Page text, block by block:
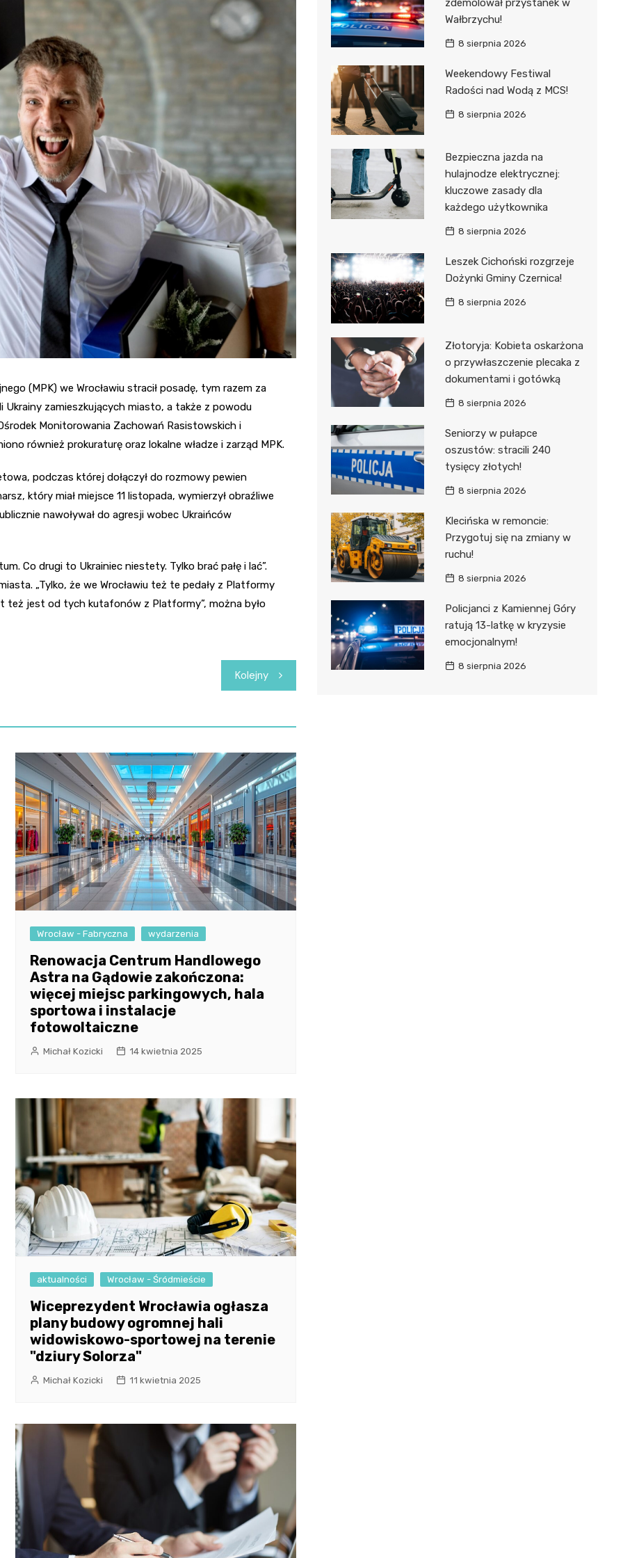
Poczta
(MPK) we Wrocławiu stracił posadę, tym razem za
zamieszkujących miasto, a także z powodu
Monitorowania Zachowań Rasistowskich i
również prokuraturę oraz lokalne władze i zarząd MPK.
podczas której dołączył do rozmowy pewien
który miał miejsce 11 listopada, wymierzył obraźliwe
nawoływał do agresji wobec Ukraińców
Co drugi to Ukrainiec niestety. Tylko brać pałę i lać”.
„Tylko, że we Wrocławiu też te pedały z Platformy
też jest od tych kutafonów z Platformy”, można było
Kolejny
Wrocław - Fabryczna wydarzenia
Renowacja Centrum Handlowego
Astra na Gądowie zakończona:
więcej miejsc parkingowych, hala
sportowa i instalacje
fotowoltaiczne
Michał Kozicki 14 kwietnia 2025
aktualności Wrocław - Śródmieście
Wiceprezydent Wrocławia ogłasza
plany budowy ogromnej hali
widowiskowo-sportowej na terenie
"dziury Solorza"
Michał Kozicki 11 kwietnia 2025
zdemolował przystanek w
Wałbrzychu!
8 sierpnia 2026
Weekendowy Festiwal
Radości nad Wodą z MCS!
8 sierpnia 2026
Bezpieczna jazda na
hulajnodze elektrycznej:
kluczowe zasady dla
każdego użytkownika
8 sierpnia 2026
Leszek Cichoński rozgrzeje
Dożynki Gminy Czernica!
8 sierpnia 2026
Złotoryja: Kobieta oskarżona
o przywłaszczenie plecaka z
dokumentami i gotówką
8 sierpnia 2026
Seniorzy w pułapce
oszustów: stracili 240
tysięcy złotych!
8 sierpnia 2026
Klecińska w remoncie:
Przygotuj się na zmiany w
ruchu!
8 sierpnia 2026
Policjanci z Kamiennej Góry
ratują 13-latkę w kryzysie
emocjonalnym!
8 sierpnia 2026